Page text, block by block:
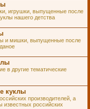
игрушки, выпущенные после
нашего детства
и мишки, выпущенные после
в другие тематические
куклы
производителей, а
известных российских